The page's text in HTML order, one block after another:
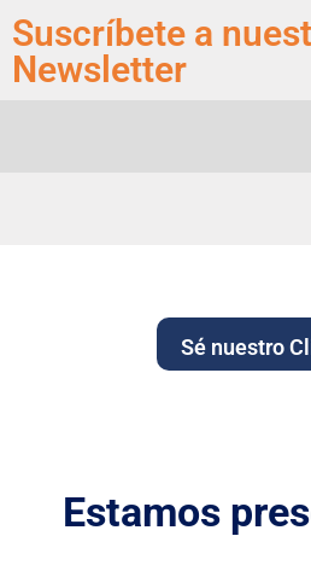
Suscríbete a
Newsletter
Sé nuestro
Estamos